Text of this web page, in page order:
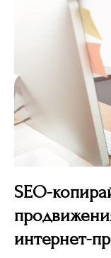
SEO-
интернет-